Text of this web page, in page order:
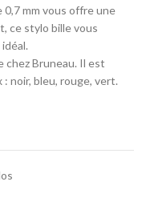
mm vous offre une
ce stylo bille vous
chez Bruneau. Il est
: noir, bleu, rouge, vert.